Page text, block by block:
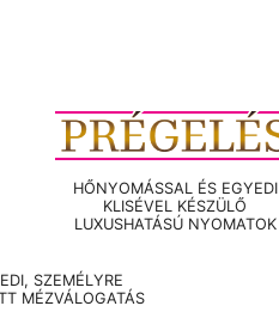
HŐNYOMÁSSAL ÉS EGYEDI
KLISÉVEL KÉSZÜLŐ
LUXUSHATÁSÚ NYOMATOK